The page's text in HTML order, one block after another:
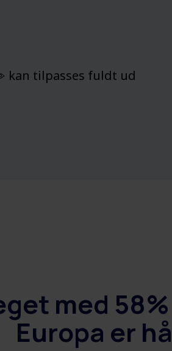
tilpasses fuldt ud
med
Europa er